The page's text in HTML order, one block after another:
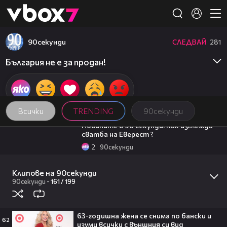
👾
Клипове на 90секунди
90секунди -161 /199
62
63-годишна жена се снима по бански и
изуми всички с външния си вид
Всички TRENDING 90секунди
90секунди СЛЕДВАЙ 281
България не е за продан!
01:54
Новините в 90 секунди: Как изглежда
сватба на Еверест ?
2 90секунди
промени според референдума на Слави
част 1